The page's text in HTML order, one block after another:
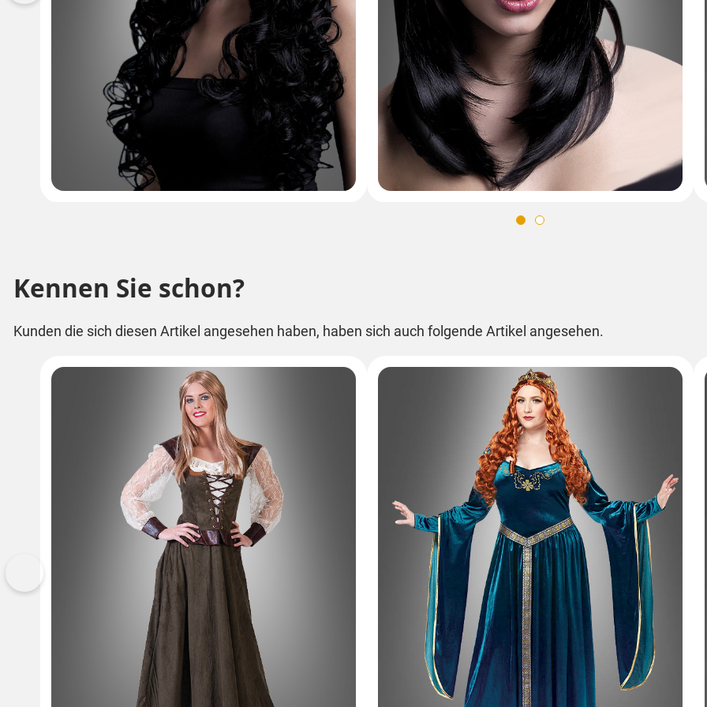
Kennen Sie schon?
Kunden die sich diesen Artikel angesehen haben, haben sich auch folgende Artikel angesehen.
Vorherige